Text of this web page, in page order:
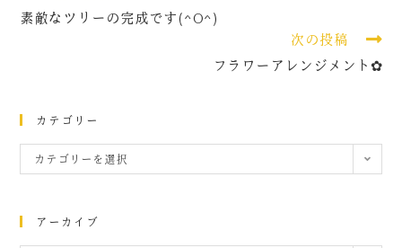
素敵なツリーの完成です(^O^)
次の投稿
フラワーアレンジメント✿
カテゴリー
カテゴリーを選択
アーカイブ